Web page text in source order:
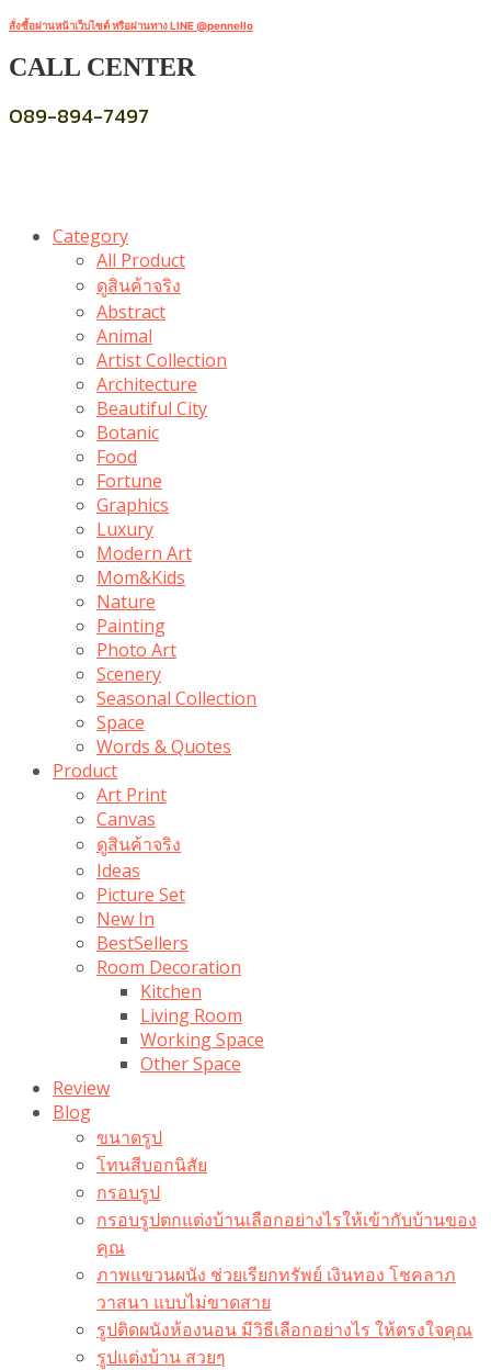
สั่งซื้อผ่านหน้าเว็บไซต์ หรือผ่านทาง LINE @pennello
CALL CENTER
089-894-7497
Category
All Product
ดูสินค้าจริง
Abstract
Animal
Artist Collection
Architecture
Beautiful City
Botanic
Food
Fortune
Graphics
Luxury
Modern Art
Mom&Kids
Nature
Painting
Photo Art
Scenery
Seasonal Collection
Space
Words & Quotes
Product
Art Print
Canvas
ดูสินค้าจริง
Ideas
Picture Set
New In
BestSellers
Room Decoration
Kitchen
Living Room
Working Space
Other Space
Review
Blog
ขนาดรูป
โทนสีบอกนิสัย
กรอบรูป
กรอบรูปตกแต่งบ้านเลือกอย่างไรให้เข้ากับบ้านของ
คุณ
ภาพแขวนผนัง ช่วยเรียกทรัพย์ เงินทอง โชคลาภ
วาสนา แบบไม่ขาดสาย
รูปติดผนังห้องนอน มีวิธีเลือกอย่างไร ให้ตรงใจคุณ
รูปแต่งบ้าน สวยๆ